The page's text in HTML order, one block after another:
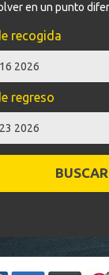
en un punto
recogida
regreso
BUSCAR